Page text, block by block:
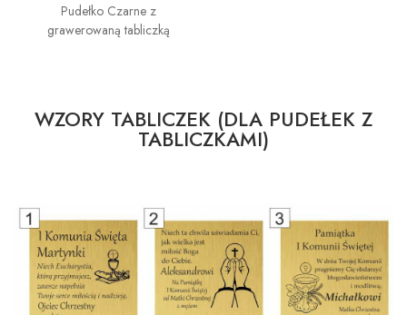
Pudełko Czarne z
grawerowaną tabliczką
WZORY TABLICZEK (DLA PUDEŁEK Z
TABLICZKAMI)